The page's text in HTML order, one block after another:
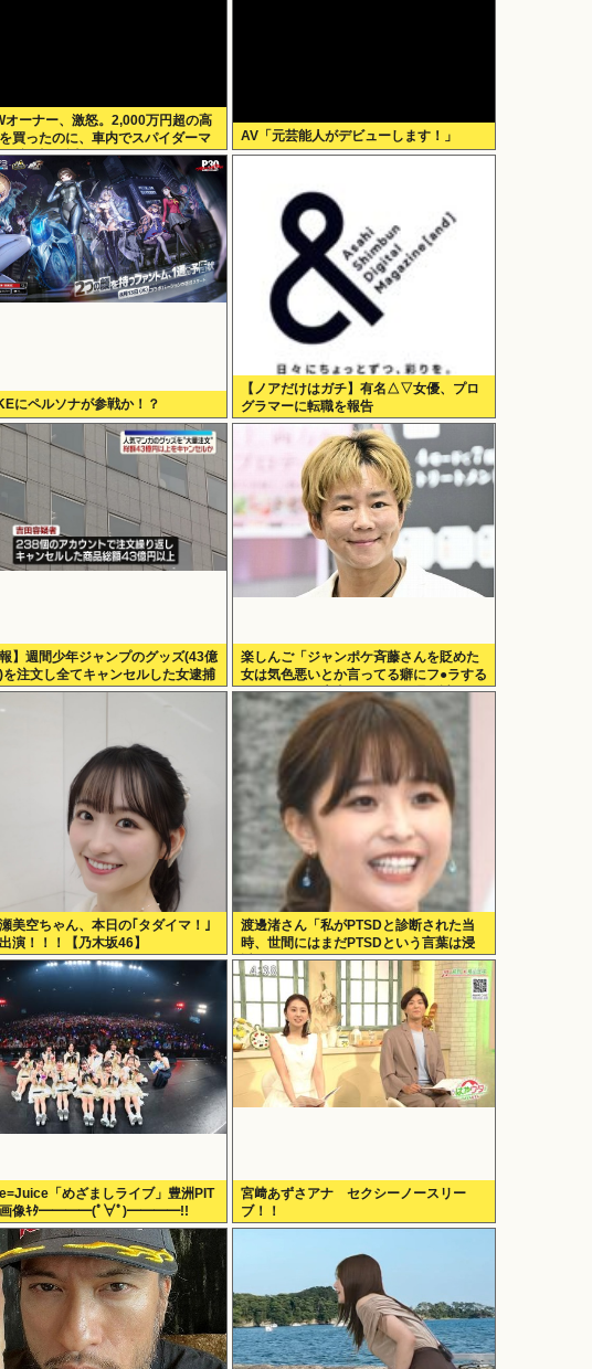
オーナー、激怒。2,000万円超の高
買ったのに、車内でスパイダーマ
の視聴を強制されてしまう。
AV「元芸能人がデビューします！」
にペルソナが参戦か！？
【ノアだけはガチ】有名△▽女優、プロ
グラマーに転職を報告
報】週間少年ジャンプのグッズ(43億
を注文し全てキャンセルした女逮捕
楽しんご「ジャンポケ斉藤さんを貶めた
女は気色悪いとか言ってる癖にフ●ラする
とか口だけは素直なんだな！週刊誌から
金もらってるだろ」
美空ちゃん、本日の｢タダイマ！｣
演！！！【乃木坂46】
渡邊渚さん「私がPTSDと診断された当
時、世間にはまだPTSDという言葉は浸
透していませんでした」
「めざましライブ」豊洲PIT
画像ｷﾀ━━━━(ﾟ∀ﾟ)━━━━!!
宮﨑あずさアナ セクシーノースリー
ブ！！